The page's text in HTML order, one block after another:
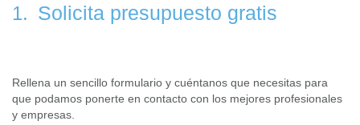
1. Solicita presupuesto gratis
Rellena un sencillo formulario y cuéntanos que necesitas para
que podamos ponerte en contacto con los mejores profesionales
y empresas.